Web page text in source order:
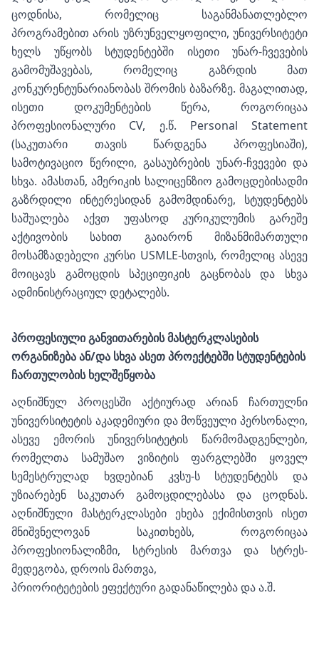
ცოდნისა, რომელიც საგანმანათლებლო
პროგრამებით არის უზრუნველყოფილი, უნივერსიტეტი
ხელს უწყობს სტუდენტებში ისეთი უნარ-ჩვევების
გამომუშავებას, რომელიც გაზრდის მათ
კონკურენტუნარიანობას შრომის ბაზარზე. მაგალითად,
ისეთი დოკუმენტების წერა, როგორიცაა
პროფესიონალური CV, ე.წ. Personal Statement
(საკუთარი თავის წარდგენა პროფესიაში),
სამოტივაციო წერილი, გასაუბრების უნარ-ჩვევები და
სხვა. ამასთან, ამერიკის სალიცენზიო გამოცდებისადმი
გაზრდილი ინტერესიდან გამომდინარე, სტუდენტებს
საშუალება აქვთ უფასოდ კურიკულუმის გარეშე
აქტივობის სახით გაიარონ მიზანმიმართული
მოსამზადებელი კურსი USMLE-სთვის, რომელიც ასევე
მოიცავს გამოცდის სპეციფიკის გაცნობას და სხვა
ადმინისტრაციულ დეტალებს.
პროფესიული განვითარების მასტერკლასების
ორგანიზება ან/და სხვა ასეთ პროექტებში სტუდენტების
ჩართულობის ხელშეწყობა
აღნიშნულ პროცესში აქტიურად არიან ჩართულნი
უნივერსიტეტის აკადემიური და მოწვეული პერსონალი,
ასევე ემორის უნივერსიტეტის წარმომადგენლები,
რომელთა სამუშაო ვიზიტის ფარგლებში ყოველ
სემესტრულად ხვდებიან კვსუ-ს სტუდენტებს და
უზიარებენ საკუთარ გამოცდილებასა და ცოდნას.
აღნიშნული მასტერკლასები ეხება ექიმისთვის ისეთ
მნიშვნელოვან საკითხებს, როგორიცაა
პროფესიონალიზმი, სტრესის მართვა და სტრეს-
მედეგობა, დროის მართვა,
პრიორიტეტების ეფექტური გადანაწილება და ა.შ.